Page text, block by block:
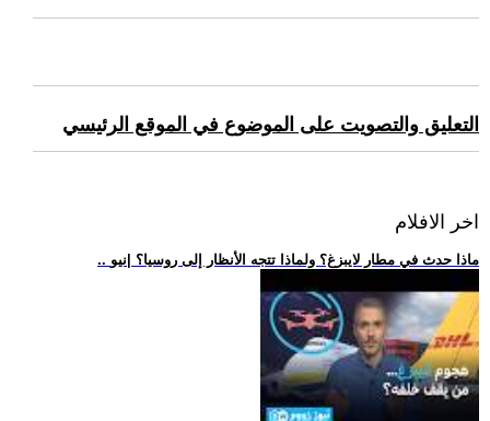
التعليق والتصويت على الموضوع في الموقع الرئيسي
اخر الافلام
.. ماذا حدث في مطار لايبزغ؟ ولماذا تتجه الأنظار إلى روسيا؟ |نيو